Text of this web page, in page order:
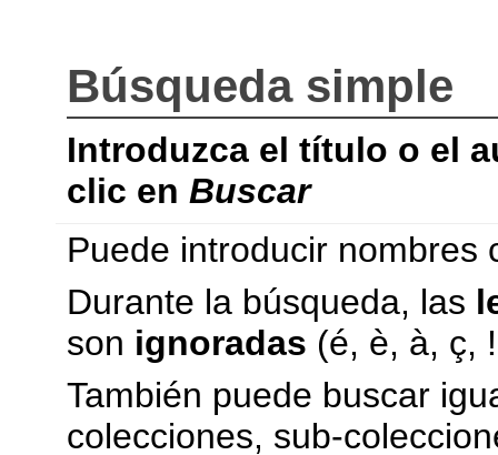
Búsqueda simple
Introduzca el título o el
clic en Buscar
Puede introducir nombres
Durante la búsqueda, las
son ignoradas (é, è, à, ç,
También puede buscar
colecciones, sub-